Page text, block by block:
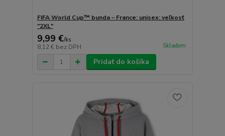
FIFA World Cup™ bunda – France: unisex: veľkosť
"2XL"
9,99 €/ks
8,12 € bez DPH Skladom
Pridať do košíka